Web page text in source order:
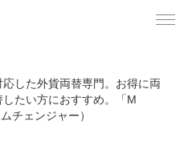
した外貨両替専門。お得に両
たい方におすすめ。「M
チェンジャー）